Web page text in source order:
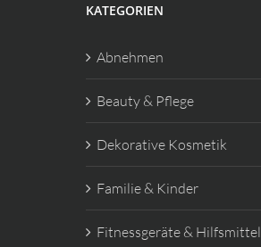
KATEGORIEN
Abnehmen
Beauty & Pflege
Dekorative Kosmetik
Familie & Kinder
Fitnessgeräte & Hilfsmittel